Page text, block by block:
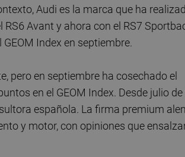
Audi es la marca que ha
Avant y ahora con el RS7
Index en septiembre.
pero en septiembre ha cosechado el
en el GEOM Index. Desde julio
española. La firma premium
y motor, con opiniones que